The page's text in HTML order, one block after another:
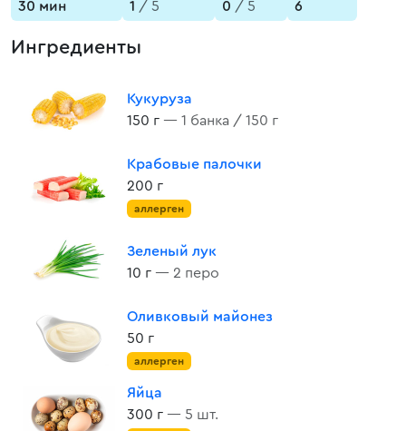
30 мин
1 / 5
0 / 5
6
Ингредиенты
Кукуруза
150 г — 1 банка / 150 г
Крабовые палочки
200 г
аллерген
Зеленый лук
10 г — 2 перо
Оливковый майонез
50 г
аллерген
Яйца
300 г — 5 шт.